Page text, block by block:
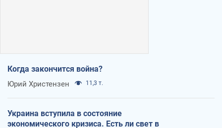
Когда закончится война?
Юрий Христензен 11,3 т.
Украина вступила в состояние
экономического кризиса. Есть ли свет в